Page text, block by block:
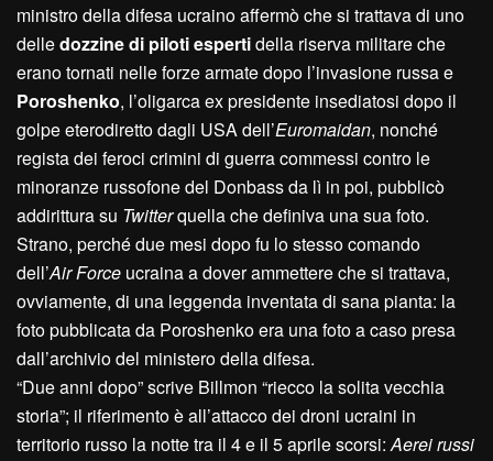
ministro della difesa ucraino affermò che si trattava di uno
delledozzine di piloti espertidella riserva militare che
erano tornati nelle forze armate dopo l’invasione russa e
Poroshenko, l’oligarca ex presidente insediatosi dopo il
golpe eterodiretto dagli USA dell’Euromaidan, nonché
regista dei feroci crimini di guerra commessi contro le
minoranze russofone del Donbass da lì in poi, pubblicò
addirittura su Twitterquella che definiva una sua foto.
Strano, perché due mesi dopo fu lo stesso comando
dell’Air Force ucraina a dover ammettere che si trattava,
ovviamente, di una leggenda inventata di sana pianta: la
foto pubblicata da Poroshenko era una foto a caso presa
dall’archivio del ministero della difesa.
“Due anni dopo” scrive Billmon “riecco la solita vecchia
storia”; il riferimento è all’attacco dei droni ucraini in
territorio russo la notte tra il 4 e il 5 aprile scorsi:Aerei russi